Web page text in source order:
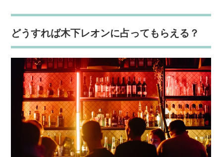
どうすれば木下レオンに占ってもらえる？